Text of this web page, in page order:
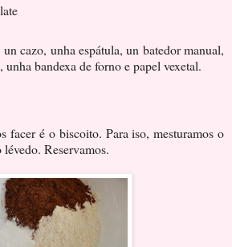
cazo, unha espátula, un batedor manual,
bandexa de forno e papel vexetal.
facer é o biscoito. Para iso, mesturamos o
Reservamos.